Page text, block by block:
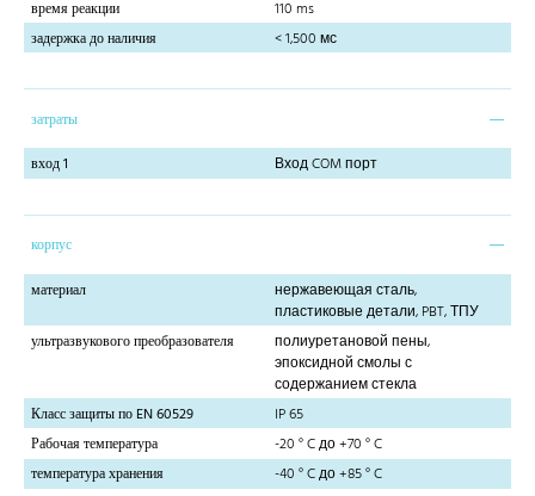
время реакции
110 ms
задержка до наличия
< 1,500 мс
затраты
вход 1
Вход COM порт
корпус
материал
нержавеющая сталь,
пластиковые детали, PBT, ТПУ
ультразвукового преобразователя
полиуретановой пены,
эпоксидной смолы с
содержанием стекла
Класс защиты по EN 60529
IP 65
Рабочая температура
-20 ° C до +70 ° C
температура хранения
-40 ° C до +85 ° C